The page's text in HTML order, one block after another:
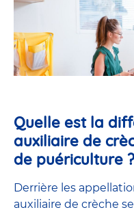
Quelle est la
auxiliaire de
de puériculture
Derrière les
auxiliaire de crèche